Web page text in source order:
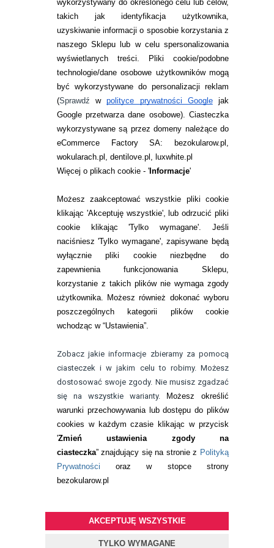
wykorzystywany do określonego celu lub celów,
takich jak identyfikacja użytkownika,
uzyskiwanie informacji o sposobie korzystania z
naszego Sklepu lub w celu spersonalizowania
wyświetlanych treści.
Pliki cookie/podobne
technologie/dane osobowe użytkowników mogą
być wykorzystywane do personalizacji reklam
(Sprawdźwpolityce prywatności Googlejak
Google przetwarza dane osobowe). Ciasteczka
wykorzystywane są przez domeny należące do
eCommerce Factory SA: bezokularow.pl,
wokularach.pl, dentilove.pl, luxwhite.pl
Więcej o plikach cookie - 'Informacje'
Możesz zaakceptować wszystkie pliki cookie
klikając 'Akceptuję wszystkie', lub odrzucić pliki
cookie klikając 'Tylko wymagane'. Jeśli
naciśniesz 'Tylko wymagane', zapisywane będą
wyłącznie pliki cookie niezbędne do
zapewnienia funkcjonowania Sklepu,
korzystanie z takich plików nie wymaga zgody
użytkownika. Możesz również dokonać wyboru
poszczególnych kategorii plików cookie
wchodząc w “Ustawienia”.
Zobacz jakie informacje zbieramy za pomocą
ciasteczek i w jakim celu to robimy. Możesz
dostosować swoje zgody. Nie musisz zgadzać
się na wszystkie warianty.
Możesz określić
warunki przechowywania lub dostępu do plików
cookies w każdym czasie klikając w przycisk
'Zmień ustawienia zgody na
ciasteczka” znajdujący się na stronie z Polityką
Prywatności oraz w stopce strony
bezokularow.pl
AKCEPTUJĘ WSZYSTKIE
TYLKO WYMAGANE
INFORMACJE KONTAKTOWE
JAK ZAMAWIAĆ?
ZWROTY I REKLAMACJA
WARUNKI ZAKUPÓW
RANKINGI SOCZEWEK
SOCZEWKI KOLOROWE
Zwrot (odstąpienie od umowy)
ZMIEŃ USTAWIENIA ZGODY NA CIASTECZKA
KONTAKT
telefon:
22 113 44 42
telefon:
732 08 08 72
kontakt@bezokularow.pl
BEZOKULARÓW.PL | soczewki kontaktowe i płyny